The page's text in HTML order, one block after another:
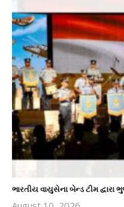
ભારતીય વાયુસેના બેન્ડ ટીમ